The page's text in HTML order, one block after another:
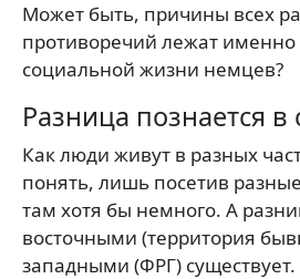
Может быть, причины всех
противоречий лежат
социальной жизни немцев?
Разница познается в
Как люди живут в разных
понять, лишь посетив
там хотя бы немного. А
восточными (территория
западными (ФРГ) существует.